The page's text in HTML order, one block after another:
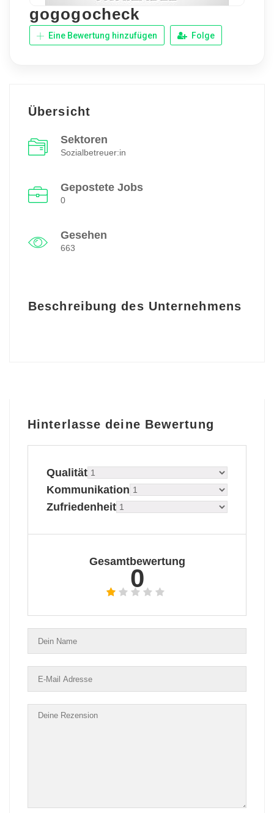
gogogocheck
Eine Bewertung hinzufügen Folge
Übersicht
Sektoren
Sozialbetreuer:in
Gepostete Jobs
0
Gesehen
663
Beschreibung des Unternehmens
Hinterlasse deine Bewertung
Qualität
Kommunikation
Zufriedenheit
Gesamtbewertung
0